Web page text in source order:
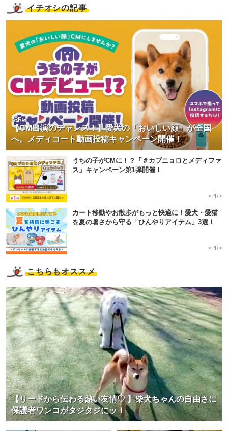
イチオシの記事
【CM出演のチャンス！】愛犬の「おいしい顔」が全国
へ。メディコート動画投稿キャンペーン開催！
<PR>
うちの子がCMに！？「＃カブニョロとメディファ
ス」キャンペーン第1弾開催！
<PR>
カート移動やお散歩がもっと快適に！愛犬・愛猫
を夏の暑さから守る「ひんやりアイテム」3選！
<PR>
こちらもオススメ
【リードから伝わる熱い友情♡ 】柴犬ちゃんの自由さに
保護者ワンコがタジタジにッ！